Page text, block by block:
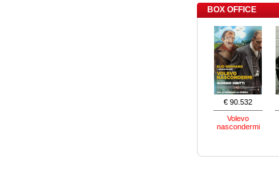
BOX OFFICE
€ 90.532
Volevo
nascondermi